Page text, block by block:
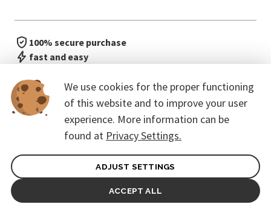
We use cookies for the proper functioning
of this website and to improve your user
experience. More information can be
found at Privacy Settings.
ADJUST SETTINGS
ACCEPT ALL
100% secure purchase
fast and easy
General terms of contract for Customers
Protection of personal data
© 2026. CoreEvent